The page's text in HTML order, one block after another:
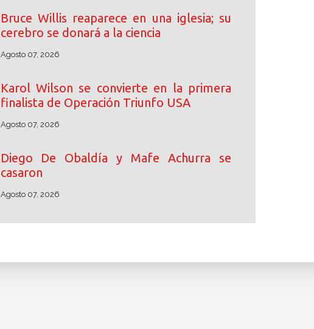
Bruce Willis reaparece en una iglesia; su
cerebro se donará a la ciencia
Agosto 07, 2026
Karol Wilson se convierte en la primera
finalista de Operación Triunfo USA
Agosto 07, 2026
Diego De Obaldía y Mafe Achurra se
casaron
Agosto 07, 2026